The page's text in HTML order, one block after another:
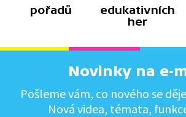
pořadů
edukativních
her
Novinky na e-
Pošleme vám, co nového se
Nová videa, témata,